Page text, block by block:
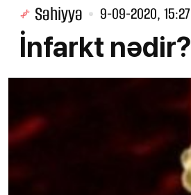
Səhiyyə 9-09-2020, 15:27
İnfarkt nədir?